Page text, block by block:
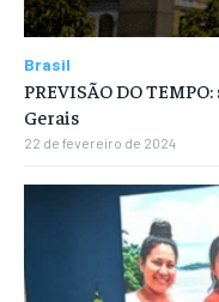
Brasil
PREVISÃO DO
Gerais
22 de fevereiro de 2024